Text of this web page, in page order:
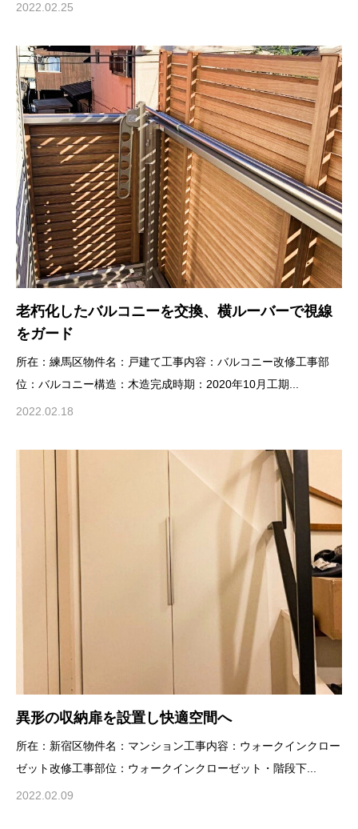
2022.02.25
老朽化したバルコニーを交換、横ルーバーで視線
をガード
所在：練馬区物件名：戸建て工事内容：バルコニー改修工事部
位：バルコニー構造：木造完成時期：2020年10月工期...
2022.02.18
異形の収納扉を設置し快適空間へ
所在：新宿区物件名：マンション工事内容：ウォークインクロー
ゼット改修工事部位：ウォークインクローゼット・階段下...
2022.02.09